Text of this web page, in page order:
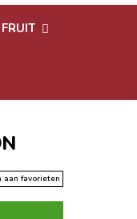
aan favorieten